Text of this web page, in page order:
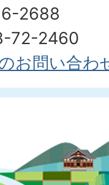
2688
72-2460
お問い合わ